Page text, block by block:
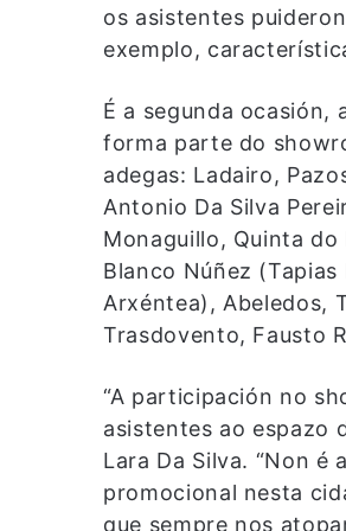
os asistentes
exemplo,
É a segunda ocasión,
forma parte do
adegas: Ladairo,
Antonio Da Silva
Monaguillo, Quinta
Blanco Núñez
Arxéntea), Abeledos,
Trasdovento, Fausto
“A participación no
asistentes ao espazo
Lara Da Silva. “Non
promocional nesta
que sempre nos